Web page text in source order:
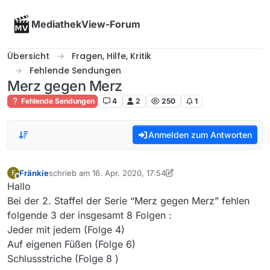
MediathekView-Forum
Übersicht
Fragen, Hilfe, Kritik
Fehlende Sendungen
Merz gegen Merz
Fehlende Sendungen 4 2 250 1
Anmelden zum Antworten
F
Offline
Fränkieschrieb am 16. Apr. 2020, 17:54
zuletzt editiert von Fränkie
Hallo
Bei der 2. Staffel der Serie “Merz gegen Merz” fehlen
folgende 3 der insgesamt 8 Folgen :
Jeder mit jedem (Folge 4)
Auf eigenen Füßen (Folge 6)
Schlussstriche (Folge 8 )